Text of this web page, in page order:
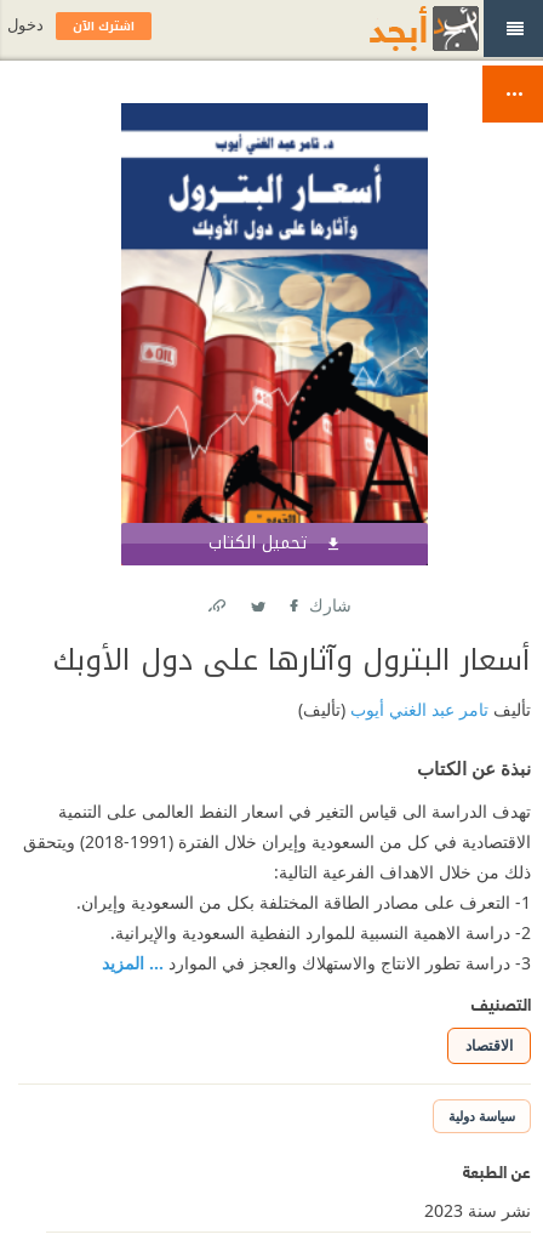
تحميل الكتاب
شارك
أسعار البترول وآثارها على دول الأوبك
تأليف تامر عبد الغني أيوب (تأليف)
نبذة عن الكتاب
تهدف الدراسة الى قياس التغير في اسعار النفط العالمى على التنمية
الاقتصادية في كل من السعودية وإيران خلال الفترة (1991-2018) ويتحقق
ذلك من خلال الاهداف الفرعية التالية:
1- التعرف على مصادر الطاقة المختلفة بكل من السعودية وإيران.
2- دراسة الاهمية النسبية للموارد النفطية السعودية والإيرانية.
3- دراسة تطور الانتاج والاستهلاك والعجز في الموارد
... المزيد
التصنيف
الاقتصاد
سياسة دولية
عن الطبعة
نشر سنة 2023
اشترك الآن دخول